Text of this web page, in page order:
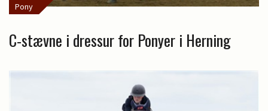
Pony
C-stævne i dressur for Ponyer i Herning